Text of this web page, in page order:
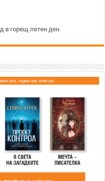
в горещ летен ден